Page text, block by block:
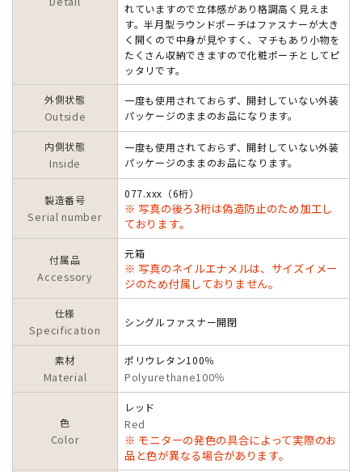
れていますので立体感があり格調高く見えま
す。半月型ラウンドポーチはファスナーが大き
く開くので中身が見やすく、マチもあり小物を
たくさん収納できますので化粧ポーチとしてピ
ッタリです。
外側状態
Outside
一度も使用されておらず、開封していない外装
パッケージのままのお品になります。
内側状態
Inside
一度も使用されておらず、開封していない外装
パッケージのままのお品になります。
製造番号
Serial number
077.xxx（6桁）
※ 写真の後ろ3桁は偽造防止のため加工し
ております。
付属品
Accessory
元箱
※ 写真のネイルエナメルは、サイズイメー
ジのため付属しておりません。
仕様
Specification
シングルファスナー開閉
素材
Material
ポリウレタン100％
Polyurethane100％
色
Color
レッド
Red
※ モニターの発色の具合によって実際のお
品と色が異なる場合があります。